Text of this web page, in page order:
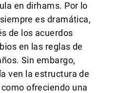
en dirhams. Por lo
es dramática,
de los acuerdos
en las reglas de
Sin embargo,
ven la estructura de
ofreciendo una